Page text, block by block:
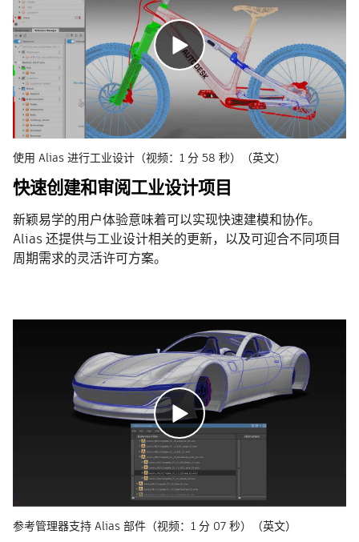
使用 Alias 进行工业设计（视频：1 分 58 秒）（英文）
快速创建和审阅工业设计项目
新颖易学的用户体验意味着可以实现快速建模和协作。
Alias 还提供与工业设计相关的更新，以及可迎合不同项目
周期需求的灵活许可方案。
参考管理器支持 Alias 部件（视频：1 分 07 秒）（英文）